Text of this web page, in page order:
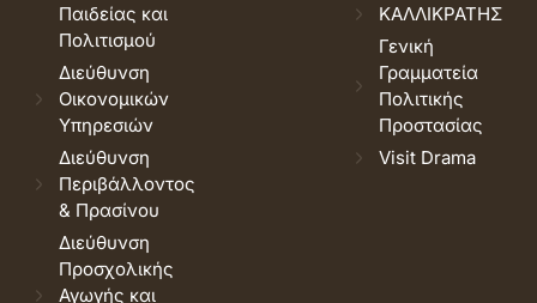
Παιδείας και
Πολιτισμού
Διεύθυνση
Οικονομικών
Υπηρεσιών
Διεύθυνση
Περιβάλλοντος
& Πρασίνου
Διεύθυνση
Προσχολικής
Αγωγής και
ΚΑΛΛΙΚΡΑΤΗΣ
Γενική
Γραμματεία
Πολιτικής
Προστασίας
Visit Drama